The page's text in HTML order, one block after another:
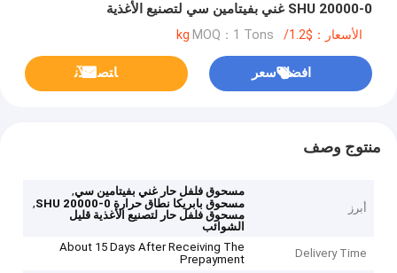
0-20000 SHU غني بفيتامين سي لتصنيع الأغذية
الأسعار：$1.2/kg MOQ：1 Tons
افضل سعر ﺎﺘﺼﻟ ﺍﻶﻧ
منتوج وصف
أبرز
مسحوق فلفل حار غني بفيتامين سي,
مسحوق بابريكا نطاق حرارة 0-20000 SHU
,
مسحوق فلفل حار لتصنيع الأغذية قليل
الشوائب
Delivery Time
About 15 Days After Receiving The
Prepayment